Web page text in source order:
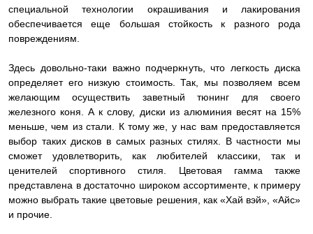
специальной технологии окрашивания и лакирования
обеспечивается еще большая стойкость к разного рода
повреждениям.
Здесь довольно-таки важно подчеркнуть, что легкость диска
определяет его низкую стоимость. Так, мы позволяем всем
желающим осуществить заветный тюнинг для своего
железного коня. А к слову, диски из алюминия весят на 15%
меньше, чем из стали. К тому же, у нас вам предоставляется
выбор таких дисков в самых разных стилях. В частности мы
сможет удовлетворить, как любителей классики, так и
ценителей спортивного стиля. Цветовая гамма также
представлена в достаточно широком ассортименте, к примеру
можно выбрать такие цветовые решения, как «Хай вэй», «Айс»
и прочие.